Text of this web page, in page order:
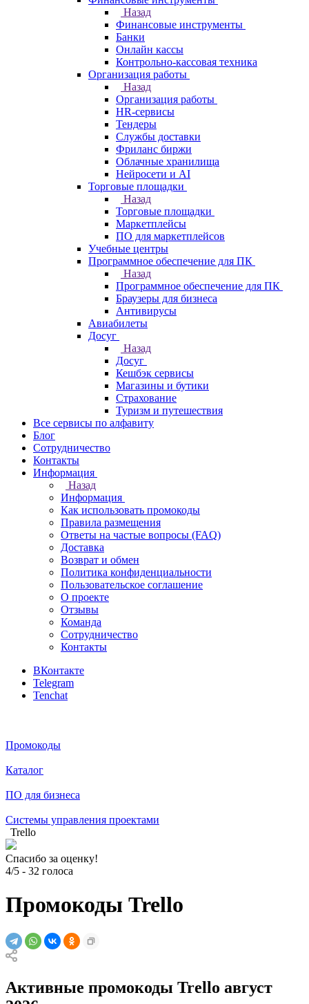
Назад
Финансовые инструменты
Банки
Онлайн кассы
Контрольно-кассовая техника
Организация работы
Назад
Организация работы
HR-сервисы
Тендеры
Службы доставки
Фриланс биржи
Облачные хранилища
Нейросети и AI
Торговые площадки
Назад
Торговые площадки
Маркетплейсы
ПО для маркетплейсов
Учебные центры
Программное обеспечение для ПК
Назад
Программное обеспечение для ПК
Браузеры для бизнеса
Антивирусы
Авиабилеты
Досуг
Назад
Досуг
Кешбэк сервисы
Магазины и бутики
Страхование
Туризм и путешествия
Все сервисы по алфавиту
Блог
Сотрудничество
Контакты
Информация
Назад
Информация
Как использовать промокоды
Правила размещения
Ответы на частые вопросы (FAQ)
Доставка
Возврат и обмен
Политика конфиденциальности
Пользовательское соглашение
О проекте
Отзывы
Команда
Сотрудничество
Контакты
ВКонтакте
Telegram
Tenchat
Промокоды
Каталог
ПО для бизнеса
Системы управления проектами
Trello
Спасибо за оценку!
4/5 - 32 голоса
Промокоды Trello
Активные промокоды Trello август